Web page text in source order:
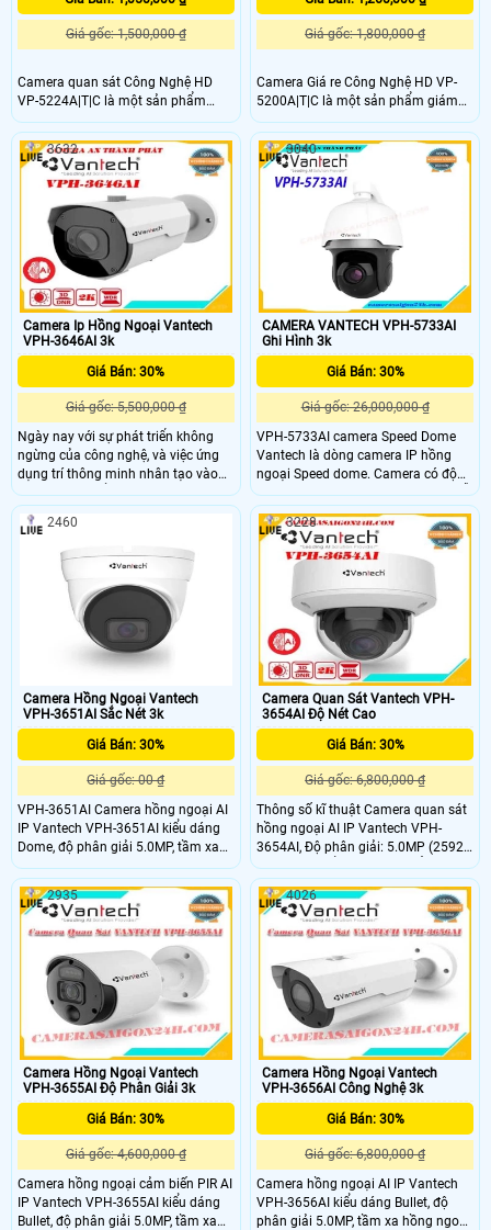
Giá gốc: 1,500,000 ₫
Camera quan sát Công Nghệ HD
VP-5224A|T|C là một sản phẩm
chất lượng cao tích hợp các chức
năng cao cấp. Với công nghệ AI,
camera này có khả năng cân bằng
ánh sáng BLC, giúp cho việc lắp
trong nhà trở nên tốt hơn. camera
còn có khả năng lưu trữ lâu hơn với
công nghệ H
Giá gốc: 1,800,000 ₫
Camera Giá re Công Nghệ HD VP-
5200A|T|C là một sản phẩm giám
sát chất lượng cao với độ nét lên
đến 5.0 MP. Sản phẩm này còn có
khả năng giám sát ban đêm với
công nghệ hồng ngoại lên đến 40m,
mang lại hình ảnh mịn đẹp hơn
Camera Ip Hồng Ngoại Vantech
VPH-3646AI 3k
Giá Bán: 30%
Giá gốc: 5,500,000 ₫
Ngày nay với sự phát triển không
ngừng của công nghệ, và việc ứng
dụng trí thông minh nhân tạo vào
các Camera để phục vụ con người,
nâng cao cuộc sống là việc ưu tiên.
VANTECH luôn mong muốn mang
đến Quý khách những Camera, dịch
vụ tiện lợi nhất, thông minh với giá
thành hợp lý.
3632
CAMERA VANTECH VPH-5733AI
Ghi Hình 3k
Giá Bán: 30%
Giá gốc: 26,000,000 ₫
VPH-5733AI camera Speed Dome
Vantech là dòng camera IP hồng
ngoại Speed dome. Camera có độ
phân giải 5.0 Megapixel. Camera hỗ
trợ tính năng zoom 33x PTZ
3040
Camera Hồng Ngoại Vantech
VPH-3651AI Sắc Nét 3k
Giá Bán: 30%
Giá gốc: 00 ₫
VPH-3651AI Camera hồng ngoại AI
IP Vantech VPH-3651AI kiểu dáng
Dome, độ phân giải 5.0MP, tầm xa
hồng ngoại 30m cho khả năng
quan sát bao quát, truyền tải dữ liệu
với độ nét cao, chuẩn nén hình ảnh
H.265, tiêu chuẩn IP66 giúp camera
chống nước, nên lắp đặt được trong
nhà và ngoài trời. Camera hồng
ngoại AI IP Vantech VPH-3651AI
2460
Camera Quan Sát Vantech VPH-
3654AI Độ Nét Cao
Giá Bán: 30%
Giá gốc: 6,800,000 ₫
Thông số kĩ thuật Camera quan sát
hồng ngoại AI IP Vantech VPH-
3654AI, Độ phân giải: 5.0MP (2592
x 1944) Chuẩn nén H.265, Ống kính
tiêu cự cố định 2.8 ~ 12mm,
3228
Camera Hồng Ngoại Vantech
VPH-3655AI Độ Phân Giải 3k
Giá Bán: 30%
Giá gốc: 4,600,000 ₫
Camera hồng ngoại cảm biến PIR AI
IP Vantech VPH-3655AI kiểu dáng
Bullet, độ phân giải 5.0MP, tầm xa
2935
Camera Hồng Ngoại Vantech
VPH-3656AI Công Nghệ 3k
Giá Bán: 30%
Giá gốc: 6,800,000 ₫
Camera hồng ngoại AI IP Vantech
VPH-3656AI kiểu dáng Bullet, độ
phân giải 5.0MP, tầm xa hồng ngoại
4026